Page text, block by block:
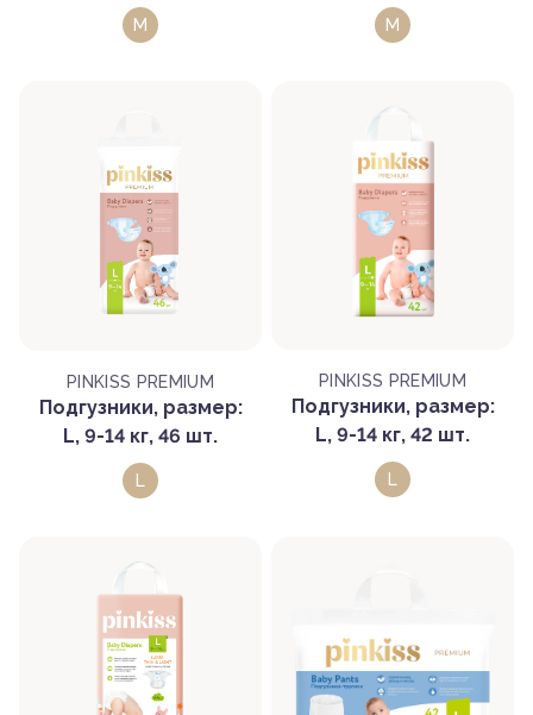
M M
PINKISS PREMIUM
Подгузники, размер:
L, 9-14 кг, 46 шт.
L
PINKISS PREMIUM
Подгузники, размер:
L, 9-14 кг, 42 шт.